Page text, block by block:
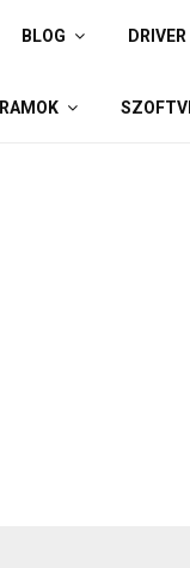
BLOG DRIVER